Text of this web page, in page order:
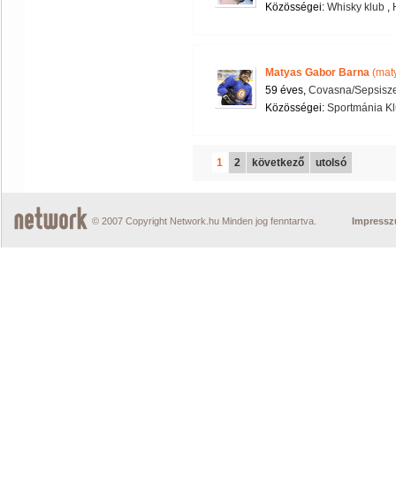
Közösségei: Whisky klub ,
Matyas Gabor Barna
59 éves, Covasna/
Közösségei: Sportmánia
1 2 következő utolsó
© 2007 Copyright Network.hu Minden jog fenntartva.